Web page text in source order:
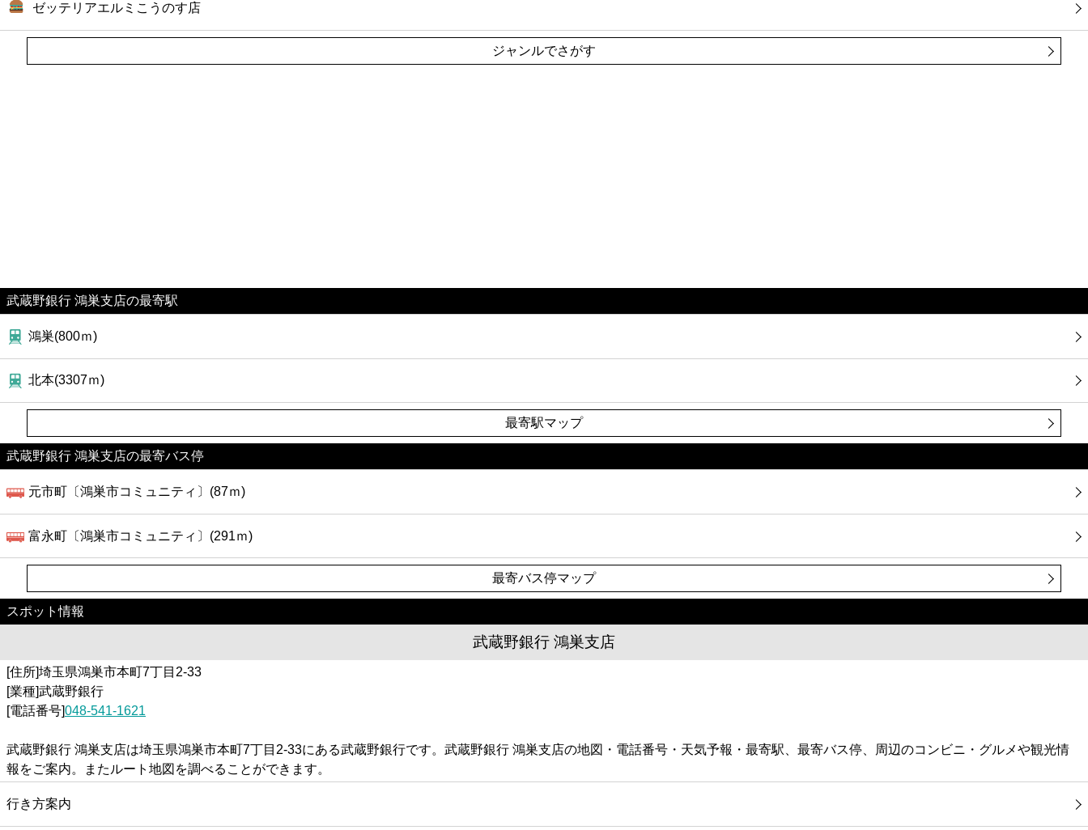
ゼッテリアエルミこうのす店
ジャンルでさがす
武蔵野銀行 鴻巣支店の最寄駅
鴻巣(800ｍ)
北本(3307ｍ)
最寄駅マップ
武蔵野銀行 鴻巣支店の最寄バス停
元市町〔鴻巣市コミュニティ〕(87ｍ)
富永町〔鴻巣市コミュニティ〕(291ｍ)
最寄バス停マップ
スポット情報
武蔵野銀行 鴻巣支店
[住所]埼玉県鴻巣市本町7丁目2-33
[業種]武蔵野銀行
[電話番号]048-541-1621
武蔵野銀行 鴻巣支店は埼玉県鴻巣市本町7丁目2-33にある武蔵野銀行です。武蔵野銀行 鴻巣支店の地図・電話番号・天気予報・最寄駅、最寄バス停、周辺のコンビニ・グルメや観光情
報をご案内。またルート地図を調べることができます。
行き方案内